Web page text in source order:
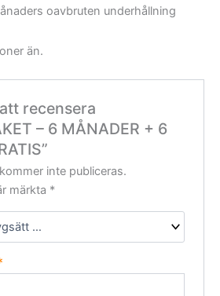
oavbruten underhållning
än.
recensera
– 6 MÅNADER + 6
inte publiceras.
märkta *